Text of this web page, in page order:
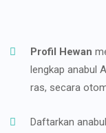
Profil Hewan
lengkap anabul
ras, secara
Daftarkan